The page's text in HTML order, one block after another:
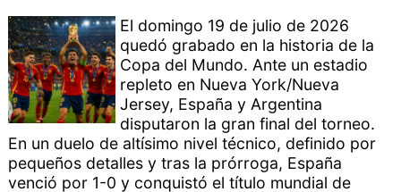
El domingo 19 de julio de 2026
quedó grabado en la historia de la
Copa del Mundo. Ante un estadio
repleto en Nueva York/Nueva
Jersey, España y Argentina
disputaron la gran final del torneo.
En un duelo de altísimo nivel técnico, definido por
pequeños detalles y tras la prórroga, España
venció por 1-0 y conquistó el título mundial de